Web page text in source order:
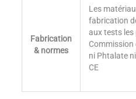
Fabrication
& normes
Les
fabrication
aux tests les
Commission
ni Phtalate
CE